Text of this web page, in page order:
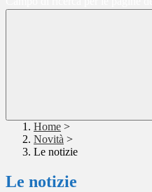
Home >
Novità >
Le notizie
Le notizie